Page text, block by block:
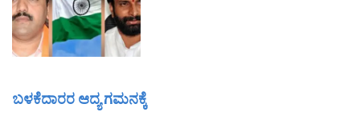
ಬಳಕೆದಾರರ ಆದ್ಯ ಗಮನಕ್ಕೆ